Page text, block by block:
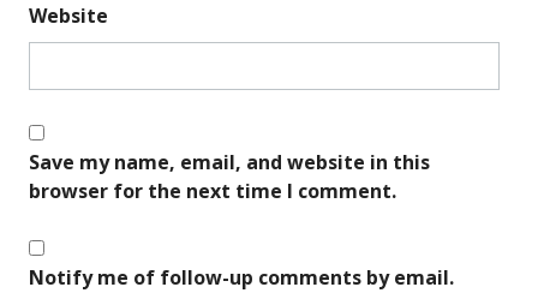
Website
Save my name, email, and website in this
browser for the next time I comment.
Notify me of follow-up comments by email.